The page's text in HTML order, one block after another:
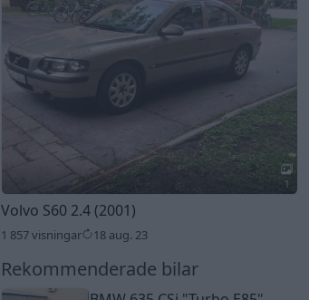
1
Volvo S60 2.4 (2001)
1 857 visningar 18 aug. 23
Rekommenderade bilar